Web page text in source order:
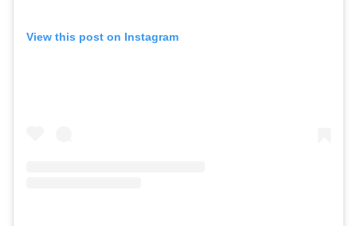
View this post on Instagram